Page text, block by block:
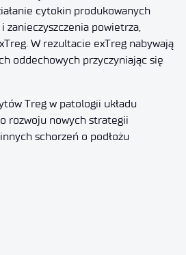
cytokin produkowanych
zanieczyszczenia powietrza,
W rezultacie exTreg nabywają
oddechowych przyczyniając się
Treg w patologii układu
rozwoju nowych strategii
schorzeń o podłożu